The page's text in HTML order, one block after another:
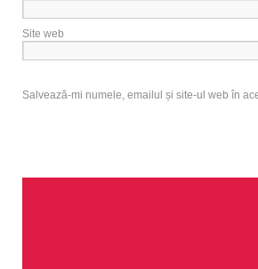
Site web
Salvează-mi numele, emailul și site-ul web în